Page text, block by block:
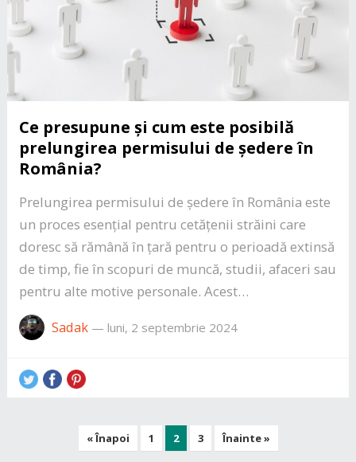
Ce presupune și cum este posibilă
prelungirea permisului de ședere în
România?
Prelungirea permisului de ședere în România este
un proces esențial pentru cetățenii străini care
doresc să rămână în țară pentru o perioadă extinsă
de timp, fie în scopuri de muncă, studii, afaceri sau
pentru alte motive personale. Acest…
Sadak— luni, 2 septembrie 2024
« Înapoi 1 2 3 Înainte »